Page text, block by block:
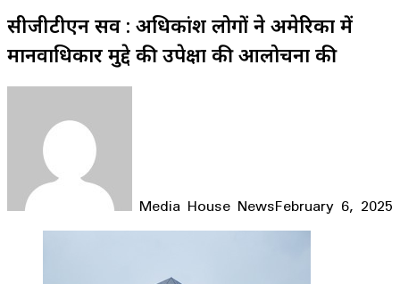
सीजीटीएन सर्वे : अधिकांश लोगों ने अमेरिका में
मानवाधिकार मुद्दे की उपेक्षा की आलोचना की
Media House NewsFebruary 6, 2025
Facebook
LinkedIn
WhatsApp
Telegram